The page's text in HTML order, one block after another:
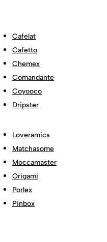
Cafelat
Cafetto
Chemex
Comandante
Coyooco
Dripster
Loveramics
Matchasome
Moccamaster
Origami
Porlex
Pinbox